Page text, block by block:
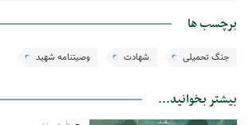
برچسب ها
جنگ تحمیلی شهادت وصیتنامه شهید
بیشتر بخوانید...